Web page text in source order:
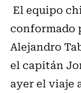
El equipo
conformado
Alejandro
el capitán
ayer el viaje